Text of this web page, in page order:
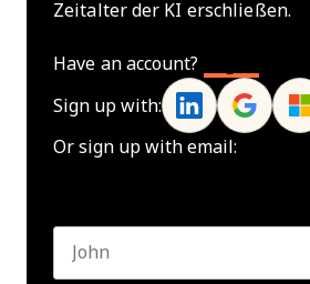
Zeitalter der KI erschließen.
Have an account?
Sign up with:
Or sign up with email: